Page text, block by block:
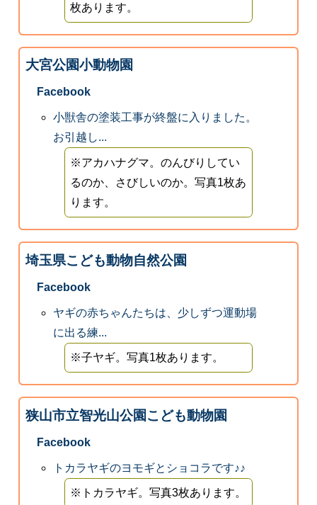
枚あります。
大宮公園小動物園
Facebook
小獣舎の塗装工事が終盤に入りました。
お引越し...
※アカハナグマ。のんびりしてい
るのか、さびしいのか。写真1枚あ
ります。
埼玉県こども動物自然公園
Facebook
ヤギの赤ちゃんたちは、少しずつ運動場
に出る練...
※子ヤギ。写真1枚あります。
狭山市立智光山公園こども動物園
Facebook
トカラヤギのヨモギとショコラです♪♪
※トカラヤギ。写真3枚あります。